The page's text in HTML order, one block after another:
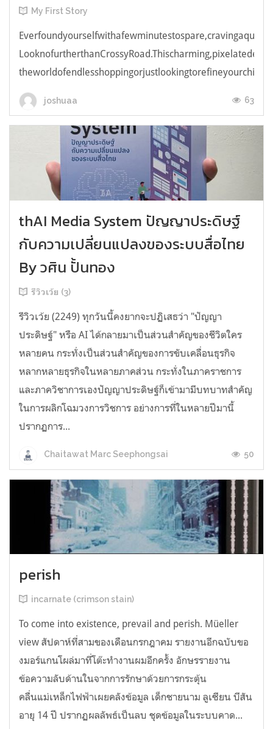
My First Story
joshuaa 63
thAI Media System ปัญญาประดิษฐ์
กับความเปลี่ยนแปลงของระบบสื่อไทย
By วศิน ปั้นทอง
รีวิวเว้ย (3)
รีวิวเว้ย (2249) ทุกวันนี้คงยากจะปฏิเสธว่า "ปัญญา
ประดิษฐ์" หรือ AI ได้กลายมาเป็นส่วนสำคัญของชีวิตใคร
หลายคน กระทั่งเป็นส่วนสำคัญของการขับเคลื่อนธุรกิจ
หลากหลายธุรกิจในหลายภาคส่วน กระทั่งในภาคราชการ
และภาควิชาการเองปัญญาประดิษฐ์ก็เข้ามามีบทบาทสำคัญ
ในการผลิกโฉมวงการวิชการ อย่างการที่ในหลายปีมานี้
ปรากฏการ...
Chaitawat Marc Seephongsai 50
perish
incarnate (crimson stain)
To come into existence, prevail and perish. Müeller
view สัปดาห์ที่สามของเดือนกรกฎาคม รายงานอีกฉบับขอ
งมอร์แกนโผล่มาที่โต๊ะทำงานผมอีกครั้ง อักษรรายงาน
ข้อความลับด้านในจากการรักษาด้วยการกระตุ้น
คลื่นแม่เหล็กไฟฟ้าเผยคลังข้อมูล เด็กชายนาม ลูเซียน บีสัน
อายุ 14 ปี ปรากฏผลลัพธ์เป็นลบ ชุดข้อมูลในระบบคาด...